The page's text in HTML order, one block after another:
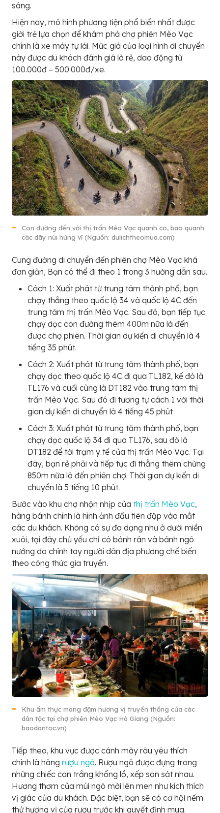
sáng.
Hiện nay, mô hình phương tiện phổ biến nhất được
giới trẻ lựa chọn để khám phá chợ phiên Mèo Vạc
chính là xe máy tự lái. Mức giá của loại hình di chuyển
này được du khách đánh giá là rẻ, dao động từ
100.000đ – 500.000đ/xe.
Con đường đến với thị trấn Mèo Vạc quanh co, bao quanh
các dãy núi hùng vĩ (Nguồn: dulichtheomua.com)
Cung đường di chuyển đến phiên chợ Mèo Vạc khá
đơn giản, Bạn có thể đi theo 1 trong 3 hướng dẫn sau.
Cách 1: Xuất phát từ trung tâm thành phố, bạn
chạy thẳng theo quốc lộ 34 và quốc lộ 4C đến
trung tâm thị trấn Mèo Vạc. Sau đó, bạn tiếp tục
chạy dọc con đường thêm 400m nữa là đến
được chợ phiên. Thời gian dự kiến di chuyển là 4
tiếng 35 phút.
Cách 2: Xuất phát từ trung tâm thành phố, bạn
chạy dọc theo quốc lộ 4C đi qua TL182, kế đó là
TL176 và cuối cùng là DT182 vào trung tâm thị
trấn Mèo Vạc. Sau đó đi tương tự cách 1 với thời
gian dự kiến di chuyển là 4 tiếng 45 phút
Cách 3: Xuất phát từ trung tâm thành phố, bạn
chạy dọc quốc lộ 34 đi qua TL176, sau đó là
DT182 để tới trạm y tế của thị trấn Mèo Vạc. Tại
đây, bạn rẻ phải và tiếp tục đi thẳng thêm chừng
850m nữa là đến phiên chợ. Thời gian dự kiến di
chuyển là 5 tiếng 10 phút.
Bước vào khu chợ nhộn nhịp của thị trấn Mèo Vạc,
hàng bánh chính là hình ảnh đầu tiên đập vào mắt
các du khách. Không có sự đa dạng như ở dưới miền
xuôi, tại đây chủ yếu chỉ có bánh rán và bánh ngô
nướng do chính tay người dân địa phương chế biến
theo công thức gia truyền.
Khu ẩm thực mang đậm hương vị truyền thống của các
dân tộc tại chợ phiên Mèo Vạc Hà Giang (Nguồn:
baodantoc.vn)
Tiếp theo, khu vực được cánh mày râu yêu thích
chính là hàng rượu ngô. Rượu ngô được đựng trong
những chiếc can trắng khổng lồ, xếp san sát nhau.
Hương thơm của mùi ngô mới lên men như kích thích
vị giác của du khách. Đặc biệt, bạn sẽ có cơ hội nếm
thử hương vị của rượu trước khi quyết định mua.